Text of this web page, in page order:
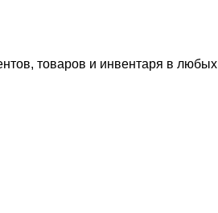
товаров и инвентаря в любых